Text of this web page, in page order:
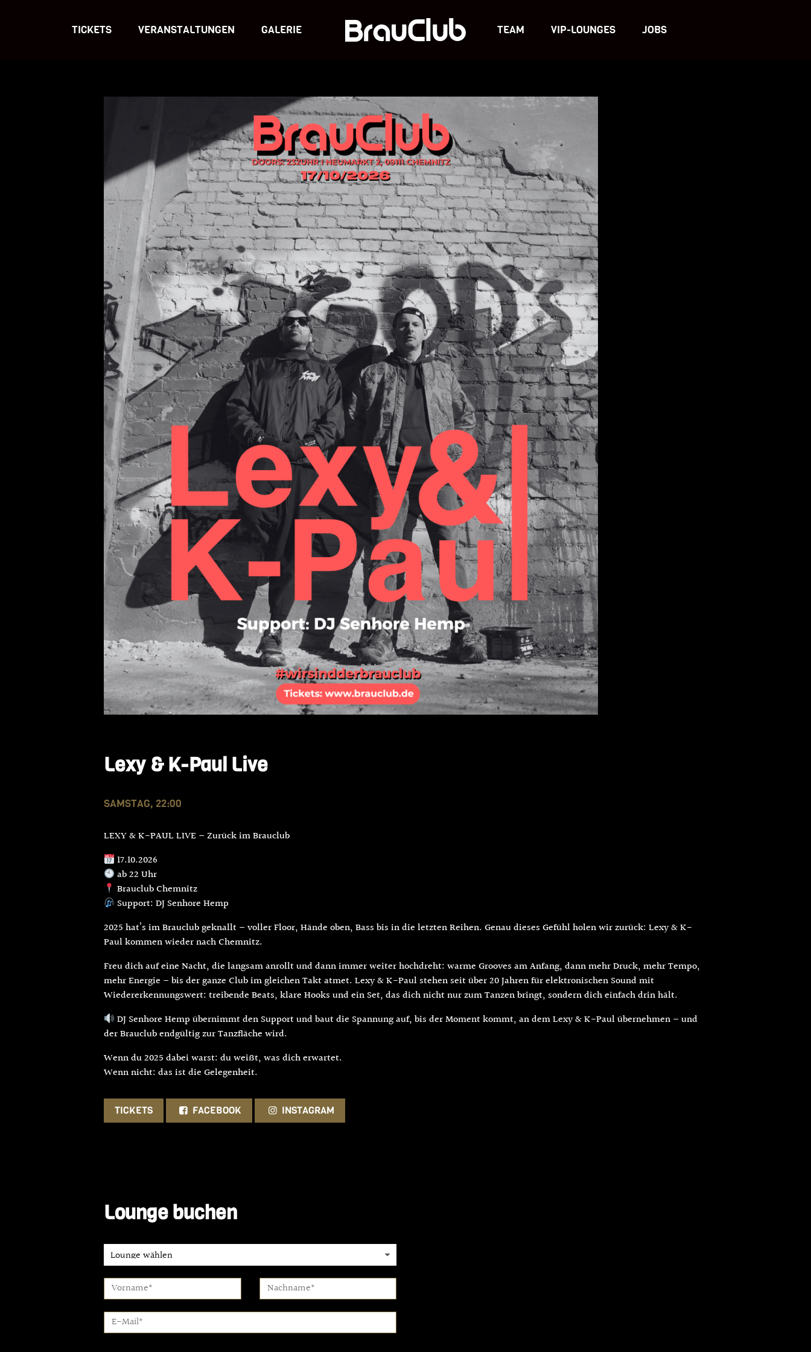
TICKETS VERANSTALTUNGEN GALERIE TEAM VIP-LOUNGES JOBS
Lexy & K-Paul Live
SAMSTAG, 22:00
LEXY & K-PAUL LIVE – Zurück im Brauclub
17.10.2026
ab 22 Uhr
Brauclub Chemnitz
Support: DJ Senhore Hemp
2025 hat’s im Brauclub geknallt – voller Floor, Hände oben, Bass bis in die letzten Reihen. Genau dieses Gefühl holen wir zurück: Lexy & K-
Paul kommen wieder nach Chemnitz.
Freu dich auf eine Nacht, die langsam anrollt und dann immer weiter hochdreht: warme Grooves am Anfang, dann mehr Druck, mehr Tempo,
mehr Energie – bis der ganze Club im gleichen Takt atmet. Lexy & K-Paul stehen seit über 20 Jahren für elektronischen Sound mit
Wiedererkennungswert: treibende Beats, klare Hooks und ein Set, das dich nicht nur zum Tanzen bringt, sondern dich einfach drin hält.
DJ Senhore Hemp übernimmt den Support und baut die Spannung auf, bis der Moment kommt, an dem Lexy & K-Paul übernehmen – und
der Brauclub endgültig zur Tanzfläche wird.
Wenn du 2025 dabei warst: du weißt, was dich erwartet.
Wenn nicht: das ist die Gelegenheit.
TICKETS FACEBOOK INSTAGRAM
Lounge buchen